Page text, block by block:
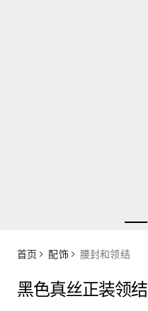
首页 配饰 腰封和领结
黑色真丝正装领结